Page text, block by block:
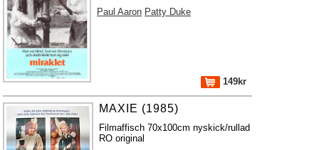
Paul Aaron Patty Duke
149kr
MAXIE (1985)
Filmaffisch 70x100cm nyskick/rullad
RO original